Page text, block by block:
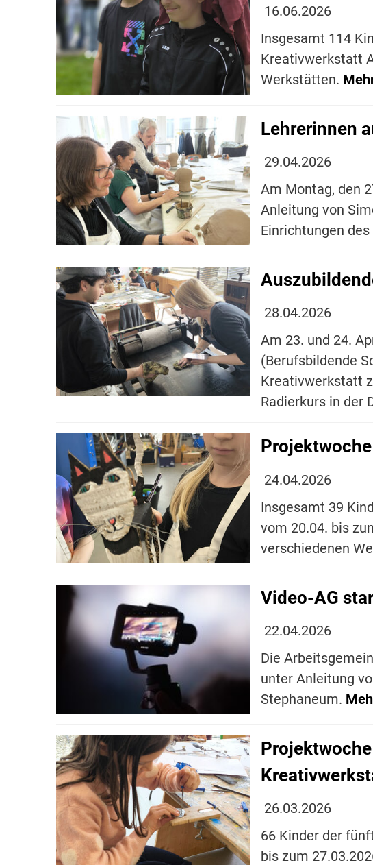
16.06.2026
Insgesamt 114
Kreativwerkstatt
Werkstätten.
Lehrerinnen
29.04.2026
Am Montag, den
Anleitung von
Einrichtungen
28.04.2026
Am 23. und 24.
(Berufsbildende
Kreativwerkstatt
Radierkurs in der
24.04.2026
Insgesamt 39
vom 20.04. bis
verschiedenen
Video-AG
22.04.2026
Die
unter Anleitung
Stephaneum.
26.03.2026
66 Kinder der
bis zum